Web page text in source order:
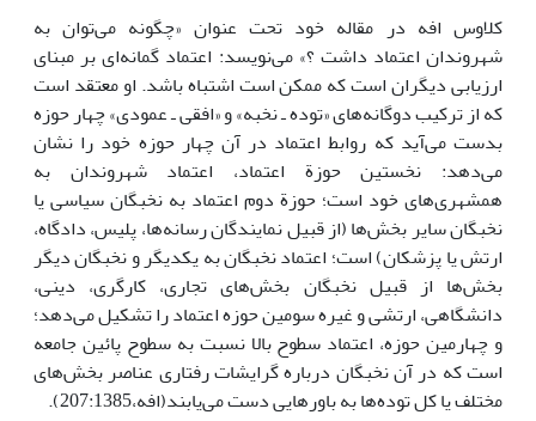
کلاوس افه در مقاله خود تحت عنوان «چگونه می‌توان به
شهروندان اعتماد داشت ؟» می‌نویسد: اعتماد گمانه‌ای بر مبنای
ارزیابی دیگران است که ممکن است اشتباه باشد. او معتقد است
که از ترکیب دوگانه‌های «توده ـ نخبه» و «افقی ـ عمودی» چهار حوزه
بدست می‌آید که روابط اعتماد در آن چهار حوزه خود را نشان
می‌دهد: نخستین حوزة اعتماد، اعتماد شهروندان به
همشهری‌های خود است؛ حوزة‌ دوم اعتماد به نخبگان سیاسی یا
نخبگان سایر بخش‌ها (از قبیل نمایندگان رسانه‌ها، پلیس، دادگاه،
ارتش یا پزشکان) است؛ اعتماد نخبگان به یکدیگر و نخبگان دیگر
بخش‌ها از قبیل نخبگان بخش‌های تجاری، کارگری، دینی،
دانشگاهی، ارتشی و غیره سومین حوزه اعتماد را تشکیل می‌دهد؛
و چهارمین حوزه، اعتماد سطوح بالا نسبت به سطوح پائین جامعه
است که در آن نخبگان درباره گرایشات رفتاری عناصر بخش‌های
مختلف یا کل توده‌ها به باورهایی دست می‌یابند(افه،207:1385).